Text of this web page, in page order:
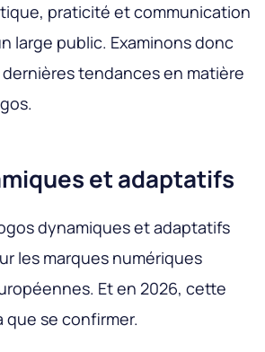
praticité et communication
large public. Examinons donc
tendances en matière
et adaptatifs
dynamiques et adaptatifs
les marques numériques
Et en 2026, cette
se confirmer.